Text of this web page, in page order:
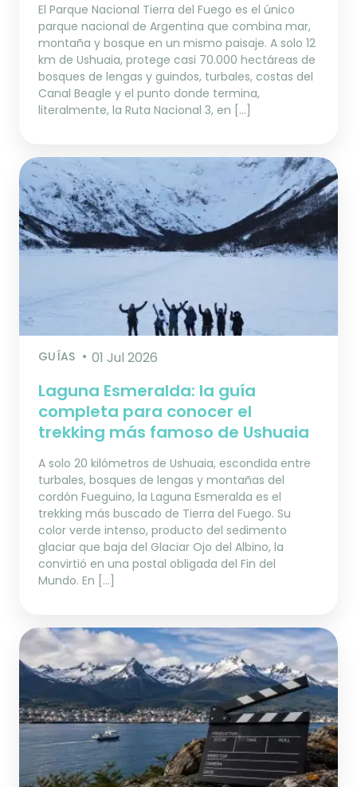
El Parque Nacional Tierra del Fuego es el único
parque nacional de Argentina que combina mar,
montaña y bosque en un mismo paisaje. A solo 12
km de Ushuaia, protege casi 70.000 hectáreas de
bosques de lengas y guindos, turbales, costas del
Canal Beagle y el punto donde termina,
literalmente, la Ruta Nacional 3, en […]
GUÍAS 01 Jul 2026
Laguna Esmeralda: la guía
completa para conocer el
trekking más famoso de Ushuaia
A solo 20 kilómetros de Ushuaia, escondida entre
turbales, bosques de lengas y montañas del
cordón Fueguino, la Laguna Esmeralda es el
trekking más buscado de Tierra del Fuego. Su
color verde intenso, producto del sedimento
glaciar que baja del Glaciar Ojo del Albino, la
convirtió en una postal obligada del Fin del
Mundo. En […]